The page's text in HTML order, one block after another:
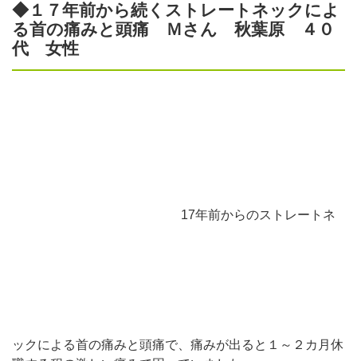
◆１７年前から続くストレートネックによ
る首の痛みと頭痛 Ｍさん 秋葉原 ４０
代 女性
17年前からのストレートネ
ックによる首の痛みと頭痛で、痛みが出ると１～２カ月休